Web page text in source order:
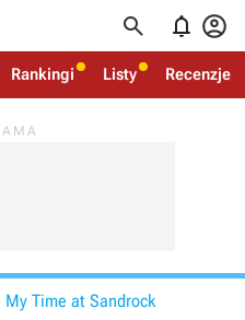
  
Rankingi Listy Recenzje
My Time at Sandrock